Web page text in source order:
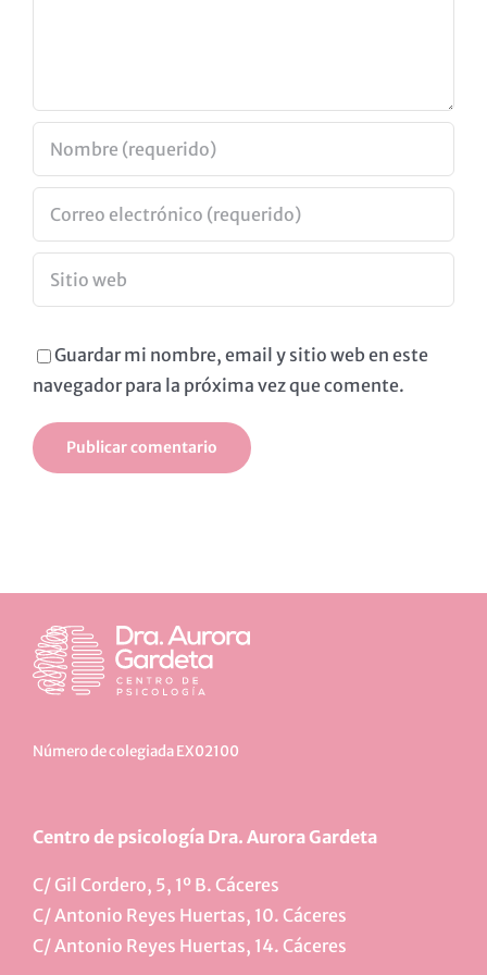
Guardar mi nombre, email y sitio web en este
navegador para la próxima vez que comente.
Número de colegiada EX02100
Centro de psicología Dra. Aurora Gardeta
C/ Gil Cordero, 5, 1º B. Cáceres
C/ Antonio Reyes Huertas, 10. Cáceres
C/ Antonio Reyes Huertas, 14. Cáceres